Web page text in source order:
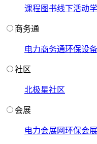
课程 图书线下活动
商务通
电力商务通环保设
社区
北极星社区
会展
电力会展网环保会